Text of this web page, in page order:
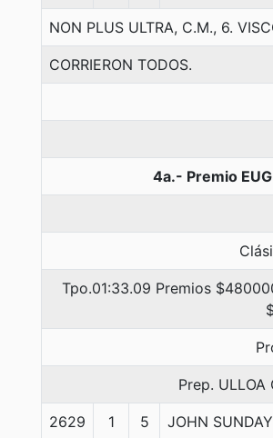
NON PLUS ULTRA, C.M., 6.
CORRIERON TODOS.
4a.- Premio
Tpo.01:33.09 Premios
Prep. ULLOA
2629 1 5 JOHN SUNDAY